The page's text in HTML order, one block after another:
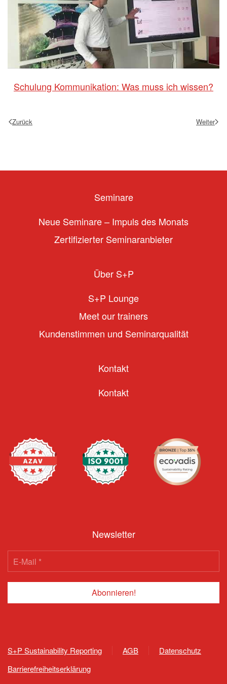
Schulung Kommunikation: Was muss ich wissen?
Zurück Weiter
Seminare
Neue Seminare – Impuls des Monats
Zertifizierter Seminaranbieter
Über S+P
S+P Lounge
Meet our trainers
Kundenstimmen und Seminarqualität
Kontakt
Kontakt
Newsletter
S+P Sustainability Reporting AGB
Datenschutz
Barrierefreiheitserklärung